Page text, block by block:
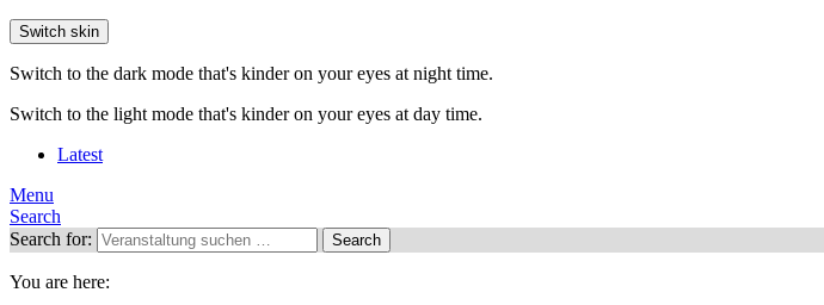
Switch skin
Switch to the dark mode that's kinder on your eyes at night time.
Switch to the light mode that's kinder on your eyes at day time.
Latest
Menu
Search
Search for:
Search
You are here: